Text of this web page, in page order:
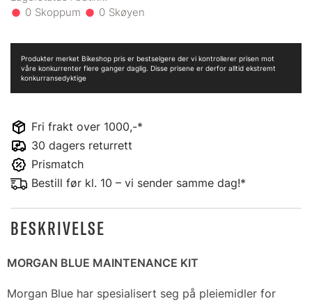
0 0
Fri frakt over 1000,-*
30 dagers returrett
Prismatch
Bestill før kl. 10 – vi sender samme dag!*
Produkter merket Bikeshop pris er bestselgere der vi kontrollerer prisen mot
våre konkurrenter flere ganger daglig. Disse prisene er derfor alltid ekstremt
konkurransedyktige
BESKRIVELSE
MORGAN BLUE MAINTENANCE KIT
Morgan Blue har spesialisert seg på pleiemidler for